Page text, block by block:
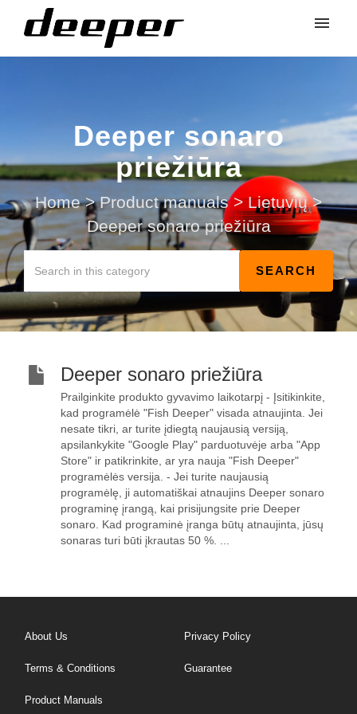
Deeper sonaro
priežiūra
Home > Product manuals > Lietuvių >
Deeper sonaro priežiūra
Deeper sonaro priežiūra
Prailginkite produkto gyvavimo laikotarpį - Įsitikinkite,
kad programėlė "Fish Deeper" visada atnaujinta. Jei
nesate tikri, ar turite įdiegtą naujausią versiją,
apsilankykite "Google Play" parduotuvėje arba "App
Store" ir patikrinkite, ar yra nauja "Fish Deeper"
programėlės versija. - Jei turite naujausią
programėlę, ji automatiškai atnaujins Deeper sonaro
programinę įrangą, kai prisijungsite prie Deeper
sonaro. Kad programinė įranga būtų atnaujinta, jūsų
sonaras turi būti įkrautas 50 %. ...
About Us Privacy Policy
Terms & Conditions Guarantee
Product Manuals